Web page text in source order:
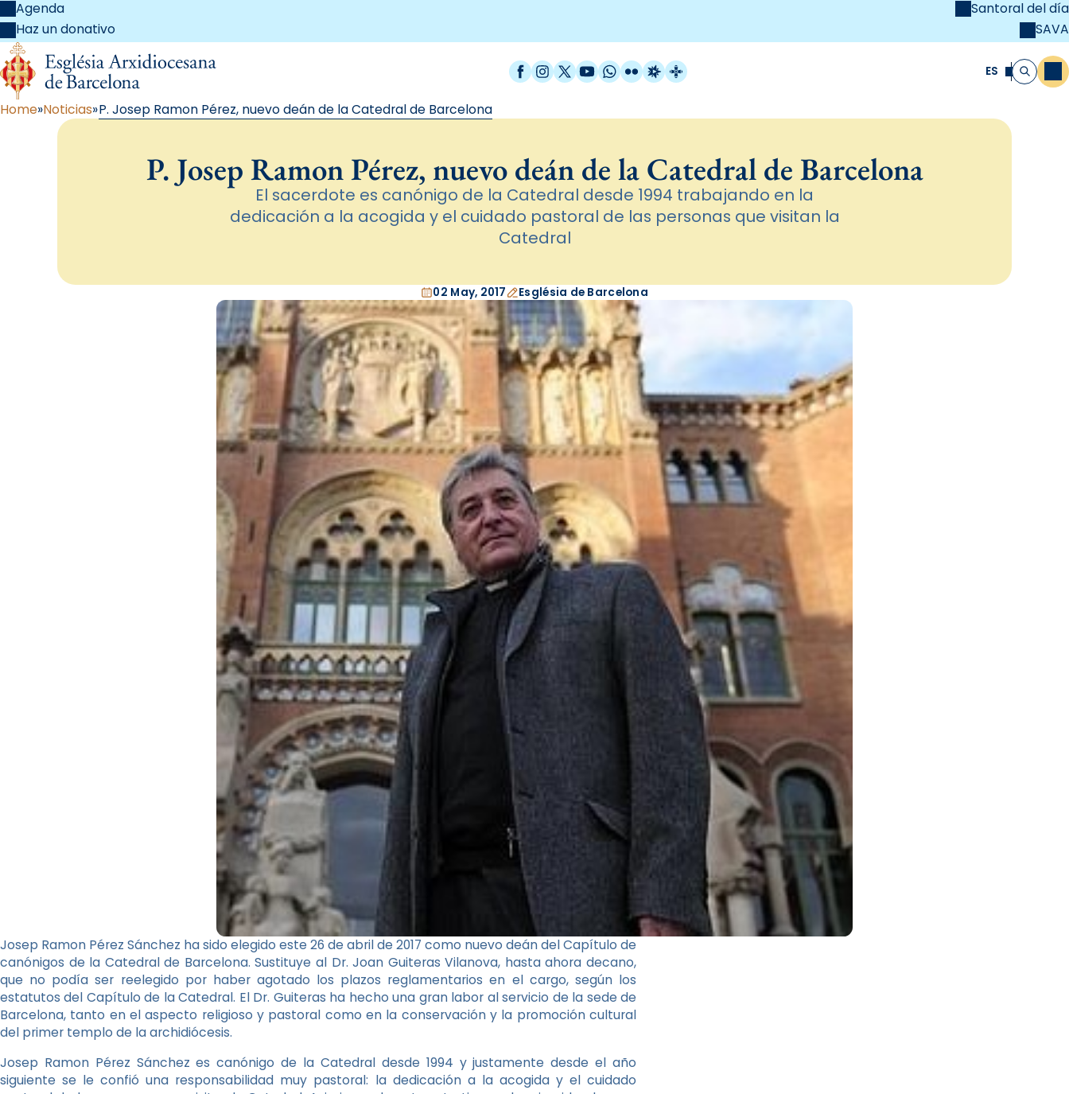
Agenda
Haz un donativo
Santoral del día
SAVA
Facebook
Instagram
X / Twitter
YouTube
WhatsApp
FlickrRadio Estel
Catalunya Cristiana ES Buscar
Home Noticias P. Josep Ramon Pérez, nuevo deán de la Catedral de Barcelona
P. Josep Ramon Pérez, nuevo deán de la Catedral de Barcelona
El sacerdote es canónigo de la Catedral desde 1994 trabajando en la
dedicación a la acogida y el cuidado pastoral de las personas que visitan la
Catedral
02 May, 2017 Església de Barcelona
Josep Ramon Pérez Sánchez ha sido elegido este 26 de abril de 2017 como nuevo deán del Capítulo de
canónigos de la Catedral de Barcelona. Sustituye al Dr. Joan Guiteras Vilanova, hasta ahora decano,
que no podía ser reelegido por haber agotado los plazos reglamentarios en el cargo, según los
estatutos del Capítulo de la Catedral. El Dr. Guiteras ha hecho una gran labor al servicio de la sede de
Barcelona, ​​tanto en el aspecto religioso y pastoral como en la conservación y la promoción cultural
del primer templo de la archidiócesis.
Josep Ramon Pérez Sánchez es canónigo de la Catedral desde 1994 y justamente desde el año
siguiente se le confió una responsabilidad muy pastoral: la dedicación a la acogida y el cuidado